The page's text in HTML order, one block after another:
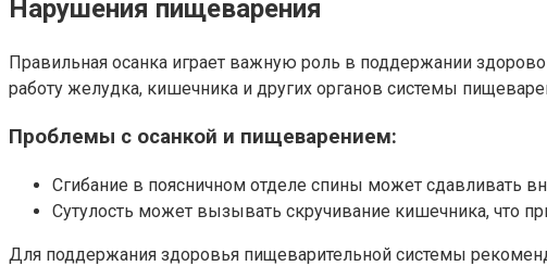
Нарушения пищеварения
Правильная осанка играет важную роль в поддержании
работу желудка, кишечника и других органов системы
Проблемы с осанкой и пищеварением:
Сгибание в поясничном отделе спины может сдавливать
Сутулость может вызывать скручивание кишечника, что
Для поддержания здоровья пищеварительной системы